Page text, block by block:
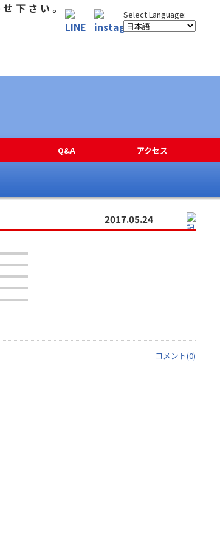
Q&A アクセス
2017.05.24
コメント(0)